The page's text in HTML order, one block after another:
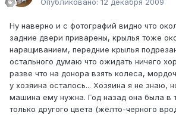
Опубликовано: 12 декабря 2009
Ну наверно и с фотографий видно что
задние двери приварены, крылья тоже
наращиванием, передние крылья
остального думаю что ожидать ничего
разве что на донора взять колеса,
у хозяина осталось... Хозяина я не знаю,
машина ему нужна. Год назад она была в
только другого цвета (жёлто-черного